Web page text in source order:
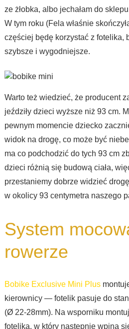
ze żłobka, albo jechałam do
W tym roku (Fela właśnie
częściej będę korzystać z fotelika,
szybsze i wygodniejsze.
Warto też wiedzieć, że producent
jeździły dzieci wyższe niż 93 cm.
pewnym momencie dziecko
widok na drogę, co może być
ma co podchodzić do tych 93 cm
dzieci różnią się budową ciała,
przestaniemy dobrze widzieć
w okolicy 93 centymetra naszego
System
rowerze
Bobike Exclusive Mini Plus
kierownicy — fotelik pasuje do
(Ø 22-28mm). Na wsporniku
fotelika, w który następnie wpina